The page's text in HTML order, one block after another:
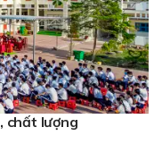
chất lượng